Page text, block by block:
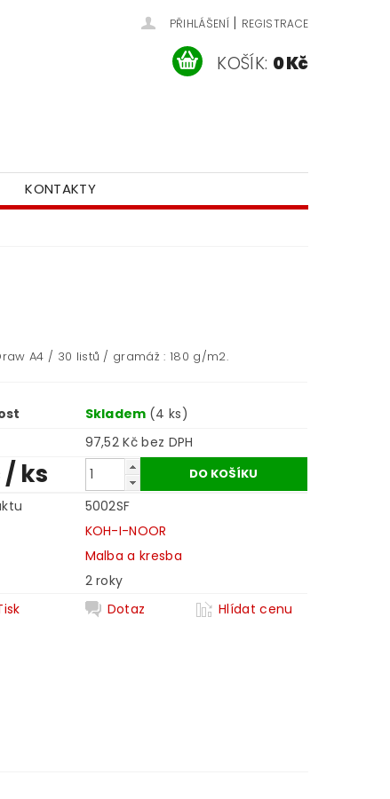
PŘIHLÁŠENÍ | REGISTRACE
KOŠÍK: 0 Kč
KONTAKTY
A4 / 30 listů / gramáž : 180 g/m2.
Skladem (4 ks)
97,52 Kč bez DPH
/ ks
5002SF
KOH-I-NOOR
Malba a kresba
2 roky
Dotaz Hlídat cenu